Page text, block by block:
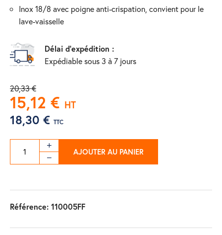
inox 18/8 avec poigne anti-crispation, convient pour le
lave-vaisselle
Délai d'expédition :
Expédiable sous 3 à 7 jours
20,33 €
15,12 € HT
18,30 € TTC
AJOUTER AU PANIER
Référence: 110005FF